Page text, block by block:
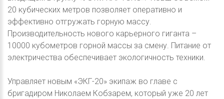
20 кубических метров позволяет оперативно и
эффективно отгружать горную массу.
Производительность нового карьерного гиганта –
10000 кубометров горной массы за смену. Питание от
электричества обеспечивает экологичность техники.
Управляет новым «ЭКГ-20» экипаж во главе с
бригадиром Николаем Кобзарем, который уже 20 лет